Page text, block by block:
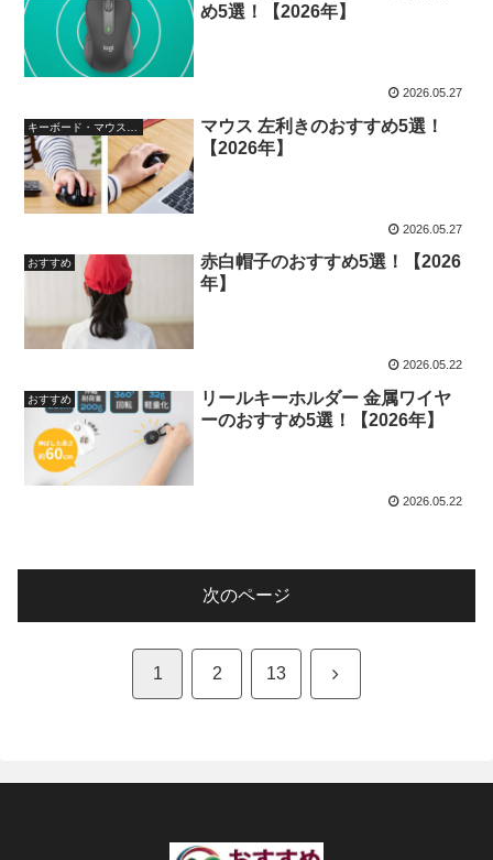
め5選！【2026年】
2026.05.27
マウス 左利きのおすすめ5選！
【2026年】
2026.05.27
おすすめ
赤白帽子のおすすめ5選！【2026
年】
2026.05.22
おすすめ
リールキーホルダー 金属ワイヤ
ーのおすすめ5選！【2026年】
2026.05.22
次のページ
1 2 13 次